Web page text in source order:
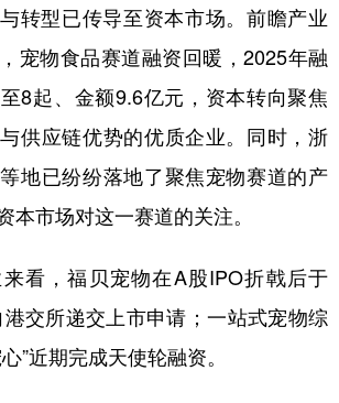
型已传导至资本市场。前瞻产业
宠物食品赛道融资回暖，2025年融
8起、金额9.6亿元，资本转向聚焦
供应链优势的优质企业。同时，浙
地已纷纷落地了聚焦宠物赛道的产
本市场对这一赛道的关注。
，福贝宠物在A股IPO折戟后于
交所递交上市申请；一站式宠物综
”近期完成天使轮融资。